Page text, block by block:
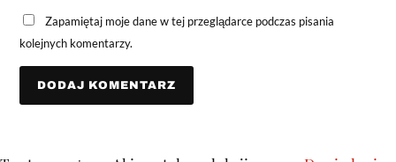
Zapamiętaj moje dane w tej przeglądarce podczas pisania
kolejnych komentarzy.